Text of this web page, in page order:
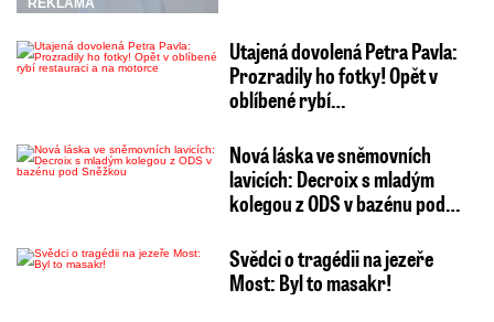
REKLAMA
Utajená dovolená Petra Pavla:
Prozradily ho fotky! Opět v
oblíbené rybí…
Nová láska ve sněmovních
lavicích: Decroix s mladým
kolegou z ODS v bazénu pod…
Svědci o tragédii na jezeře
Most: Byl to masakr!